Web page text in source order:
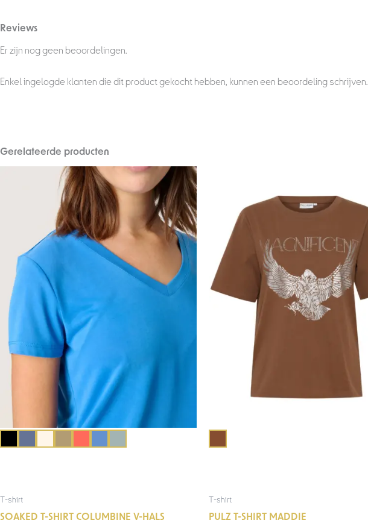
Reviews
Er zijn nog geen beoordelingen.
Enkel ingelogde klanten die dit product gekocht hebben, kunnen een beoordeling schrijven.
Gerelateerde producten
T-shirt
SOAKED T-SHIRT COLUMBINE V-HALS
T-shirt
PULZ T-SHIRT MADDIE